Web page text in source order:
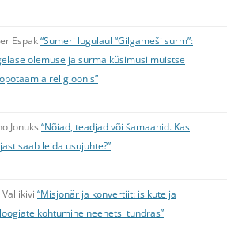
Espak“Sumeri lugulaul “Gilgameši surm”:
olemuse ja surma küsimusi muistse
religioonis”
Jonuks “Nõiad, teadjad või šamaanid. Kas
saab leida usujuhte?”
Vallikivi “Misjonär ja konvertiit: isikute ja
kohtumine neenetsi tundras”